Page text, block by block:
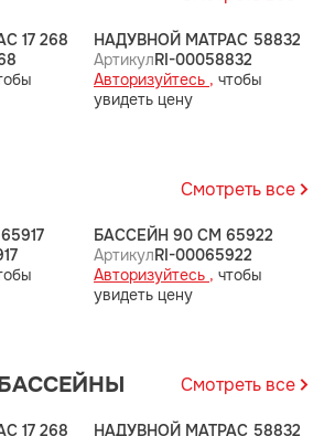
17 268
НАДУВНОЙ МАТРАС 58832
АртикулRI-00058832
Авторизуйтесь , чтобы
увидеть цену
Смотреть все
БАССЕЙН 90 СМ 65922
АртикулRI-00065922
Авторизуйтесь , чтобы
увидеть цену
Смотреть все
17 268
НАДУВНОЙ МАТРАС 58832